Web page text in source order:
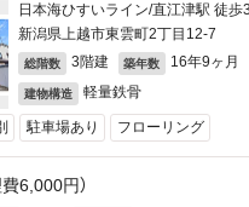
日本海ひすいライン/直江津駅 徒歩
新潟県上越市東雲町2丁目12-7
総階数 3階建 築年数 16年9ヶ月
建物構造 軽量鉄骨
駐車場あり フローリング
費6,000円）